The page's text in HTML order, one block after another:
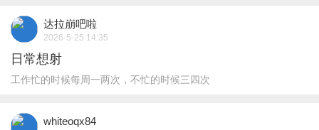
达拉崩吧啦
2026-5-25 14:35
日常想射
工作忙的时候每周一两次，不忙的时候三四次
whiteoqx84